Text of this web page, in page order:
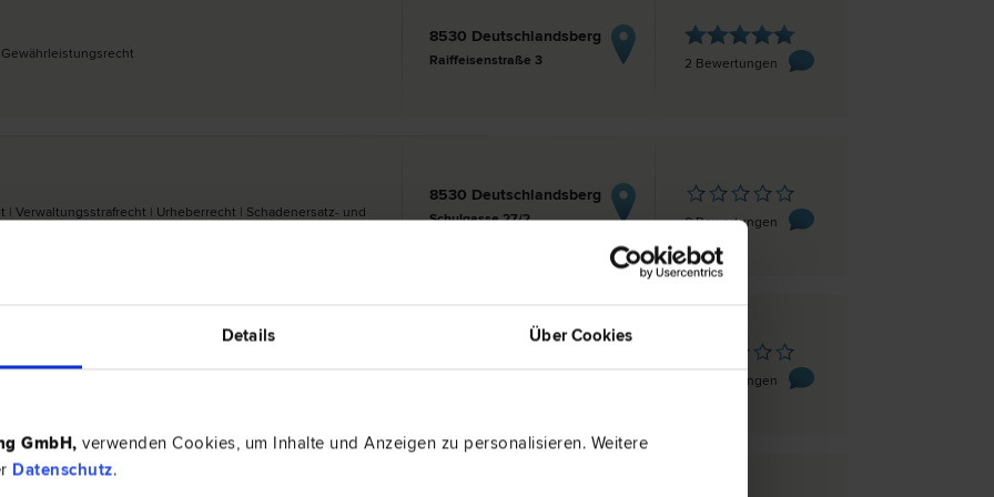
Details Über Cookies
GmbH, verwenden Cookies, um Inhalte und Anzeigen zu personalisieren. Weitere
Datenschutz.
8530 Deutschlandsberg
Raiffeisenstraße 3 2 Bewertungen
Verwaltungsstraf­recht | Urheber­recht | Schadenersatz- und
8530 Deutschlandsberg
Schulgasse 27/2 0 Bewertungen
| Schadenersatz- und Gewährleistungs­recht | Familien­recht
0 Bewertungen